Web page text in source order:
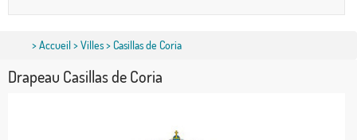
>Accueil>Villes> Casillas de Coria
Drapeau Casillas de Coria